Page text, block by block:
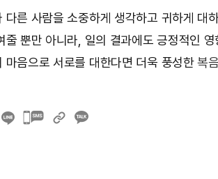
다른 사람을 소중하게 생각하고 귀하게 대
줄 뿐만 아니라, 일의 결과에도 긍정적인 영
마음으로 서로를 대한다면 더욱 풍성한복음
카카오톡